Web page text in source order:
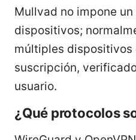
Mullvad no impone
dispositivos;
múltiples dispositivos
suscripción,
usuario.
¿Qué protocolos